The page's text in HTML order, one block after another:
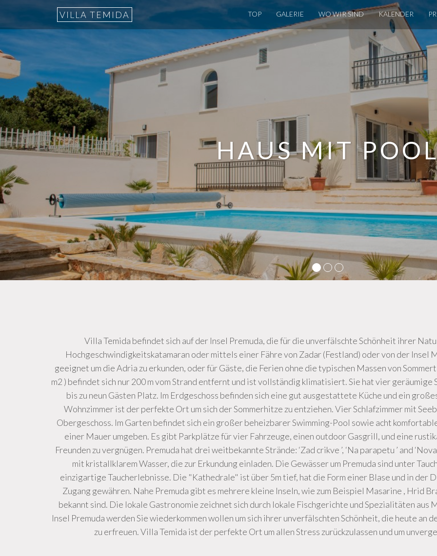
VILLA TEMIDA TOP GALERIE WO WIR SIND KALENDER
HAUS MIT
Villa Temida befindet sich auf der Insel Premuda, die für die unverfälschte Schönheit ihrer
Hochgeschwindigkeitskatamaran oder mittels einer Fähre von Zadar (Festland) oder von der Insel
geeignet um die Adria zu erkunden, oder für Gäste, die Ferien ohne die typischen Massen von
m2 ) befindet sich nur 200 m vom Strand entfernt und ist vollständig klimatisiert. Sie hat vier
bis zu neun Gästen Platz. Im Erdgeschoss befinden sich eine gut ausgestattete Küche und ein
Wohnzimmer ist der perfekte Ort um sich der Sommerhitze zu entziehen. Vier Schlafzimmer mit
Obergeschoss. Im Garten befindet sich ein großer beheizbarer Swimming-Pool sowie acht
einer Mauer umgeben. Es gibt Parkplätze für vier Fahrzeuge, einen outdoor Gasgrill, und eine
Freunden zu vergnügen. Premuda hat drei weitbekannte Strände: ‘Zad crikve ’, ‘Na parapetu ’ and
mit kristallklarem Wasser, die zur Erkundung einladen. Die Gewässer um Premuda sind unter
einzigartige Taucherlebnisse. Die "Kathedrale" ist über 5m tief, hat die Form einer Blase und in der
Zugang gewähren. Nahe Premuda gibt es mehrere kleine Inseln, wie zum Beispiel Masarine , Hrid
bekannt sind. Die lokale Gastronomie zeichnet sich durch lokale Fischgerichte und Spezialitäten aus
Insel Premuda werden Sie wiederkommen wollen um sich ihrer unverfälschten Schönheit, die heute an
zu erfreuen. Villa Temida ist der perfekte Ort um allen Stress zurückzulassen und um